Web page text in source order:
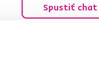
Spustiť chat